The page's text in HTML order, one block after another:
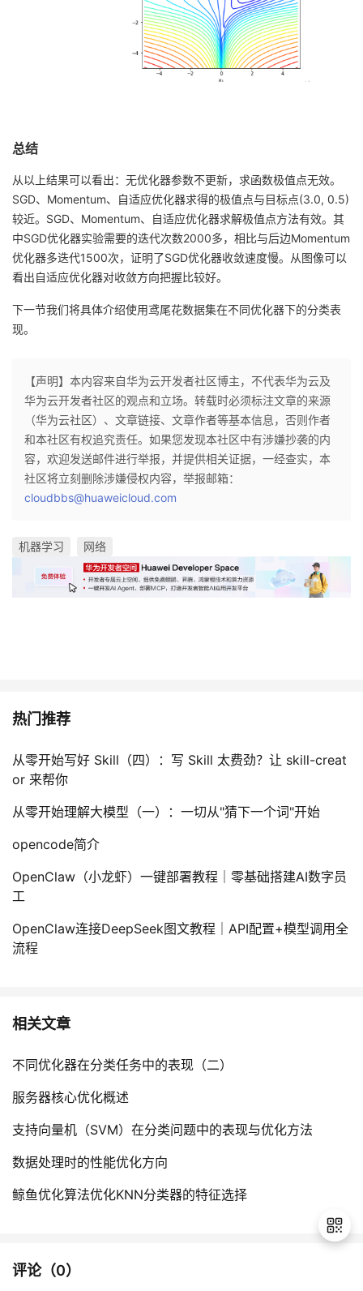
总结
从以上结果可以看出：无优化器参数不更新，求函数极值点无效。
SGD、Momentum、自适应优化器求得的极值点与目标点(3.0, 0.5)
较近。SGD、Momentum、自适应优化器求解极值点方法有效。其
中SGD优化器实验需要的迭代次数2000多，相比与后边Momentum
优化器多迭代1500次，证明了SGD优化器收敛速度慢。从图像可以
看出自适应优化器对收敛方向把握比较好。
下一节我们将具体介绍使用鸢尾花数据集在不同优化器下的分类表
现。
【声明】本内容来自华为云开发者社区博主，不代表华为云及
华为云开发者社区的观点和立场。转载时必须标注文章的来源
（华为云社区）、文章链接、文章作者等基本信息，否则作者
和本社区有权追究责任。如果您发现本社区中有涉嫌抄袭的内
容，欢迎发送邮件进行举报，并提供相关证据，一经查实，本
社区将立刻删除涉嫌侵权内容，举报邮箱：
cloudbbs@huaweicloud.com
机器学习 网络
热门推荐
从零开始写好 Skill（四）：写 Skill 太费劲？让 skill-creat
or 来帮你
从零开始理解大模型（一）：一切从"猜下一个词"开始
opencode简介
OpenClaw（小龙虾）一键部署教程｜零基础搭建AI数字员
工
OpenClaw连接DeepSeek图文教程｜API配置+模型调用全
流程
相关文章
不同优化器在分类任务中的表现（二）
服务器核心优化概述
支持向量机（SVM）在分类问题中的表现与优化方法
数据处理时的性能优化方向
鲸鱼优化算法优化KNN分类器的特征选择
评论（0）